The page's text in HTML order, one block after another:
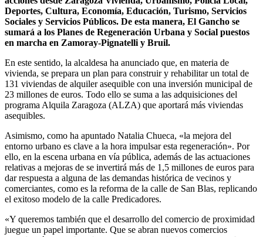
Gancho, ha anunciado la alcaldesa de Zaragoza, Natalia
Chueca, quien ha especificado que para ello se coordinarán
acciones desde Zaragoza Vivienda, Urbanismo, Policía Local,
Deportes, Cultura, Economía, Educación, Turismo, Servicios
Sociales y Servicios Públicos. De esta manera, El Gancho se
sumará a los Planes de Regeneración Urbana y Social puestos
en marcha en Zamoray-Pignatelli y Bruil.
En este sentido, la alcaldesa ha anunciado que, en materia de
vivienda, se prepara un plan para construir y rehabilitar un total de
131 viviendas de alquiler asequible con una inversión municipal de
23 millones de euros. Todo ello se suma a las adquisiciones del
programa Alquila Zaragoza (ALZA) que aportará más viviendas
asequibles.
Asimismo, como ha apuntado Natalia Chueca, «la mejora del
entorno urbano es clave a la hora impulsar esta regeneración». Por
ello, en la escena urbana en vía pública, además de las actuaciones
relativas a mejoras de se invertirá más de 1,5 millones de euros para
dar respuesta a alguna de las demandas histórica de vecinos y
comerciantes, como es la reforma de la calle de San Blas, replicando
el exitoso modelo de la calle Predicadores.